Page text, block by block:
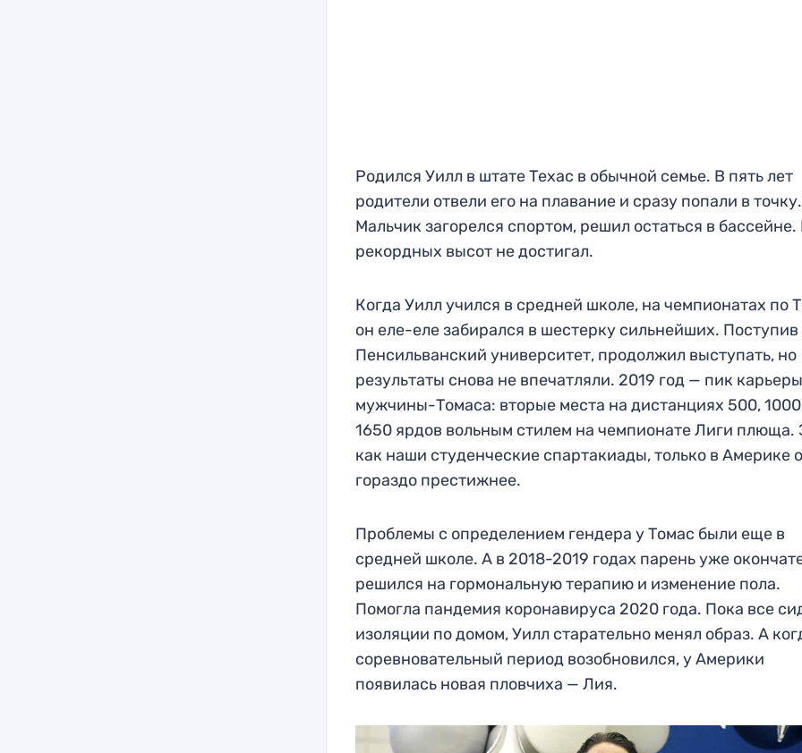
Родился Уилл в штате Техас в обычной семье. В пять лет
родители отвели его на плавание и сразу попали в точку.
Мальчик загорелся спортом, решил остаться в
рекордных высот не достигал.
Когда Уилл учился в средней школе, на чемпионатах по
он еле-еле забирался в шестерку сильнейших. Поступив
Пенсильванский университет, продолжил выступать, но
результаты снова не впечатляли. 2019 год — пик
мужчины-Томаса: вторые места на дистанциях 500,
1650 ярдов вольным стилем на чемпионате Лиги плюща.
как наши студенческие спартакиады, только в Америке
гораздо престижнее.
Проблемы с определением гендера у Томас были еще в
средней школе. А в 2018-2019 годах парень уже
решился на гормональную терапию и изменение пола.
Помогла пандемия коронавируса 2020 года. Пока все
изоляции по домом, Уилл старательно менял образ. А
соревновательный период возобновился, у Америки
появилась новая пловчиха — Лия.